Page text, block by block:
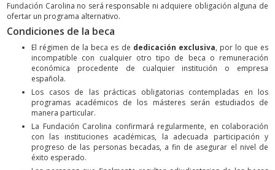
Fundación Carolina no será responsable ni adquiere obligación alguna de
ofertar un programa alternativo.
Condiciones de la beca
El régimen de la beca es de dedicación exclusiva, por lo que es
incompatible con cualquier otro tipo de beca o remuneración
económica procedente de cualquier institución o empresa
española.
Los casos de las prácticas obligatorias contempladas en los
programas académicos de los másteres serán estudiados de
manera particular.
La Fundación Carolina confirmará regularmente, en colaboración
con las instituciones académicas, la adecuada participación y
progreso de las personas becadas, a fin de asegurar el nivel de
éxito esperado.